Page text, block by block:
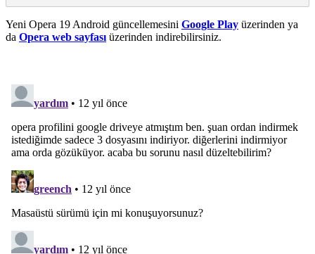
Yeni Opera 19 Android güncellemesini Google Play üzerinden ya
da Opera web sayfası üzerinden indirebilirsiniz.